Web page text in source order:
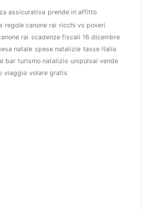
assicurativa prende in affitto
regole canone rai ricchi vs poveri
rai scadenze fiscali 16 dicembre
natale spese natalizie tasse italia
bar turismo natalizio unipolsai vende
viaggio volare gratis